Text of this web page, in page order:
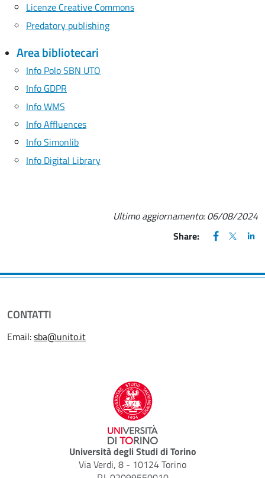
Licenze Creative Commons
Predatory publishing
Area bibliotecari
Info Polo SBN UTO
Info GDPR
Info WMS
Info Affluences
Info Simonlib
Info Digital Library
Ultimo aggiornamento:06/08/2024
Share:
FACEBOOK
(apre una
X
(apre
CONTATTI
Email:sba@unito.it
Università degli Studi di Torino
Via Verdi, 8 - 10124 Torino